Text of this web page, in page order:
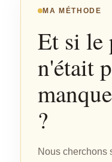
MA MÉTHODE
Et si le
n'était
?
Nous cherchons